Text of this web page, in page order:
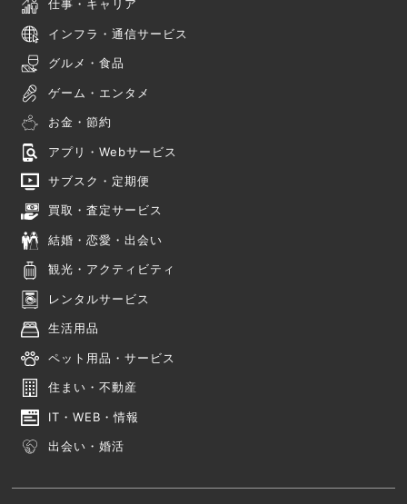
仕事・キャリア
インフラ・通信サービス
グルメ・食品
ゲーム・エンタメ
お金・節約
アプリ・Webサービス
サブスク・定期便
買取・査定サービス
結婚・恋愛・出会い
観光・アクティビティ
レンタルサービス
生活用品
ペット用品・サービス
住まい・不動産
IT・WEB・情報
出会い・婚活